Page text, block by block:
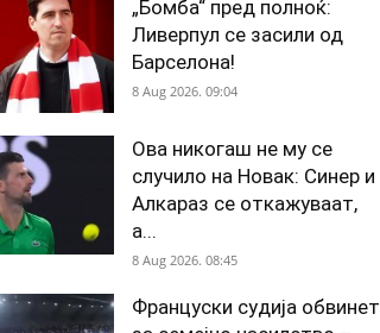
„Бомба“ пред полноќ:
Ливерпул се засили од
Барселона!
8 Aug 2026. 09:04
Ова никогаш не му се
случило на Новак: Синер и
Алкараз се откажуваат,
а...
8 Aug 2026. 08:45
Француски судија обвинет